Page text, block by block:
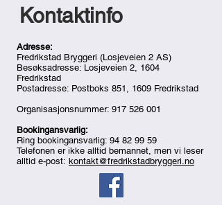
Kontaktinfo
Adresse:
Fredrikstad Bryggeri (Losjeveien 2 AS)
Besøksadresse: Losjeveien 2, 1604
Fredrikstad
Postadresse: Postboks 851, 1609 Fredrikstad
Organisasjonsnummer: 917 526 001
Bookingansvarlig:
Ring bookingansvarlig: 94 82 99 59
Telefonen er ikke alltid bemannet, men vi leser
alltid e-post: kontakt@fredrikstadbryggeri.no